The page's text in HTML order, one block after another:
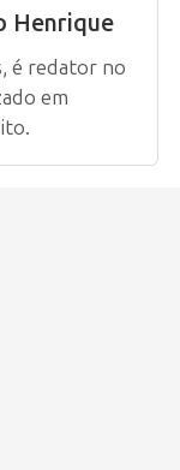
Henrique
é redator no
em